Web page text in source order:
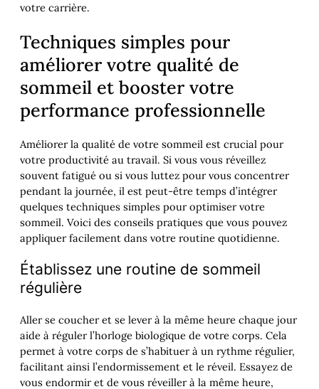
votre carrière.
Techniques simples pour
améliorer votre qualité de
sommeil et booster votre
performance professionnelle
Améliorer la qualité de votre sommeil est crucial pour
votre productivité au travail. Si vous vous réveillez
souvent fatigué ou si vous luttez pour vous concentrer
pendant la journée, il est peut-être temps d’intégrer
quelques techniques simples pour optimiser votre
sommeil. Voici des conseils pratiques que vous pouvez
appliquer facilement dans votre routine quotidienne.
Établissez une routine de sommeil
régulière
Aller se coucher et se lever à la même heure chaque jour
aide à réguler l’horloge biologique de votre corps. Cela
permet à votre corps de s’habituer à un rythme régulier,
facilitant ainsi l’endormissement et le réveil. Essayez de
vous endormir et de vous réveiller à la même heure,